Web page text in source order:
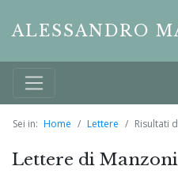
ALESSANDRO
Sei in: Home Lettere Risultati
Lettere di Manzoni